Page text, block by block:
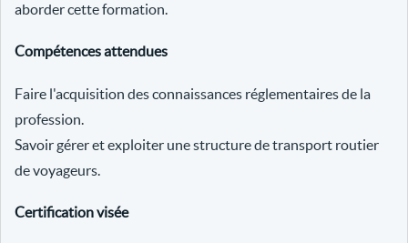
aborder cette formation.
Compétences attendues
Faire l'acquisition des connaissances réglementaires de la
profession.
Savoir gérer et exploiter une structure de transport routier
de voyageurs.
Certification visée